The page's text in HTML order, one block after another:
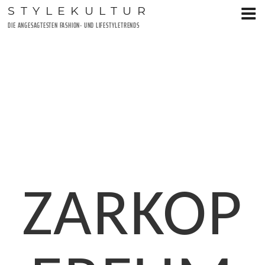
Zum
Inhalt
STYLEKULTUR
DIE ANGESAGTESTEN FASHION- UND LIFESTYLETRENDS
ZARKOP